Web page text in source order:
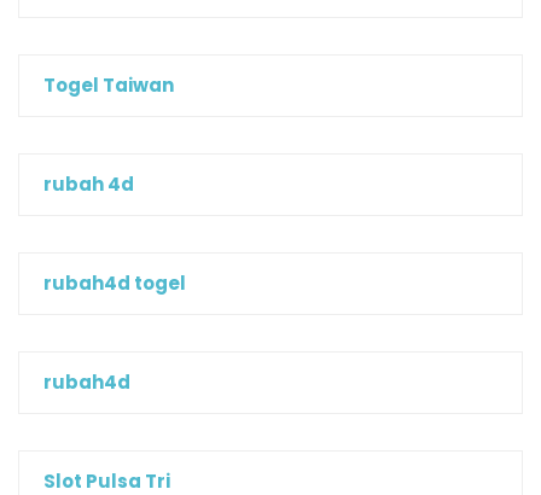
Togel Taiwan
rubah 4d
rubah4d togel
rubah4d
Slot Pulsa Tri